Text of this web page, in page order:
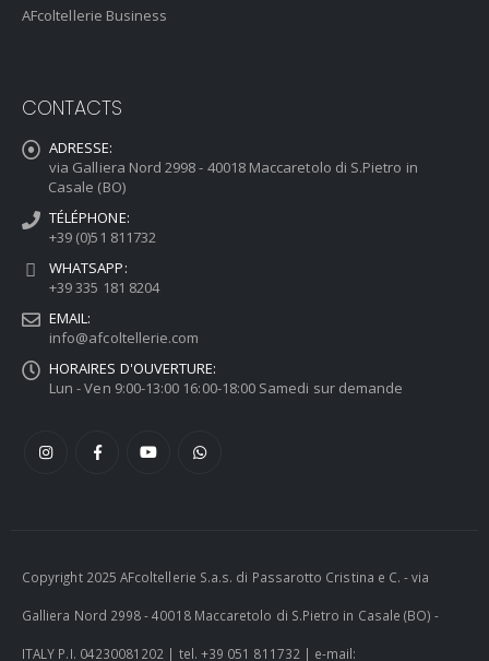
AFcoltellerie Business
CONTACTS
ADRESSE:
via Galliera Nord 2998 - 40018 Maccaretolo di S.Pietro in
Casale (BO)
TÉLÉPHONE:
+39 (0)51 811732
WHATSAPP:
+39 335 181 8204
EMAIL:
info@afcoltellerie.com
HORAIRES D'OUVERTURE:
Lun - Ven 9:00-13:00 16:00-18:00 Samedi sur demande
Copyright 2025 AFcoltellerie S.a.s. di Passarotto Cristina e C. - via
Galliera Nord 2998 - 40018 Maccaretolo di S.Pietro in Casale (BO) -
ITALY P.I. 04230081202 | tel. +39 051 811732 | e-mail: